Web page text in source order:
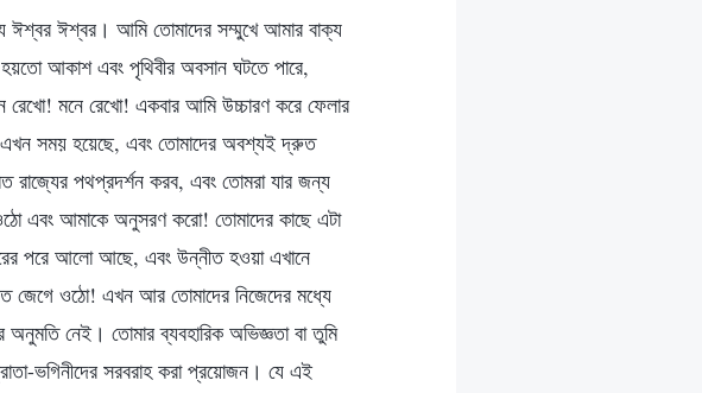
ঈশ্বর। আমি তোমাদের সম্মুখে আমার বাক্য
আকাশ এবং পৃথিবীর অবসান ঘটতে পারে,
রেখো! মনে রেখো! একবার আমি উচ্চারণ করে ফেলার
সময় হয়েছে, এবং তোমাদের অবশ্যই দ্রুত
রাজ্যের পথপ্রদর্শন করব, এবং তোমরা যার জন্য
এবং আমাকে অনুসরণ করো! তোমাদের কাছে এটা
পরে আলো আছে, এবং উন্নীত হওয়া এখানে
জেগে ওঠো! এখন আর তোমাদের নিজেদের মধ্যে
অনুমতি নেই। তোমার ব্যবহারিক অভিজ্ঞতা বা তুমি
ভগিনীদের সরবরাহ করা প্রয়োজন। যে এই